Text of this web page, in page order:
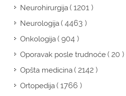
Neurohirurgija( 1201 )
Neurologija( 4463 )
Onkologija( 904 )
Oporavak posle trudnoće( 20 )
Opšta medicina( 2142 )
Ortopedija( 1766 )